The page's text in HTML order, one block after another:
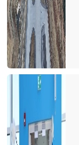
YILIN SON GÜNÜ
İklim Direnci
GÜVEN
TATİL 2024’ TE
ANTALYA’DA
AVRUPA PAZARI
TEMKİNLİ…